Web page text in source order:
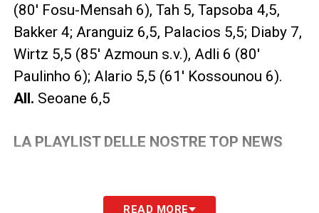
(80′ Fosu-Mensah 6), Tah 5, Tapsoba 4,5,
Bakker 4; Aranguiz 6,5, Palacios 5,5; Diaby 7,
Wirtz 5,5 (85′ Azmoun s.v.), Adli 6 (80′
Paulinho 6); Alario 5,5 (61′ Kossounou 6).
All. Seoane 6,5
LA PLAYLIST DELLE NOSTRE TOP NEWS
READ MORE